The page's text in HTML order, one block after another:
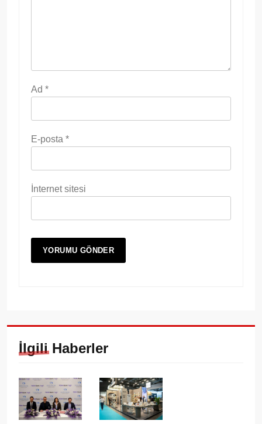
Ad *
E-posta *
İnternet sitesi
İlgili Haberler